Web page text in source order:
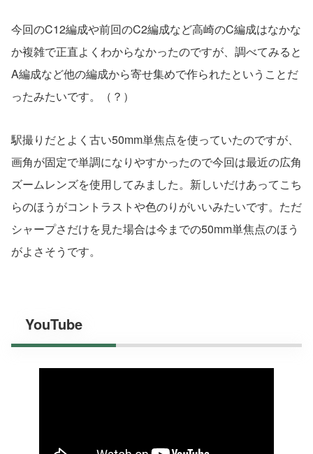
今回のC12編成や前回のC2編成など高崎のC編成はなかな
か複雑で正直よくわからなかったのですが、調べてみると
A編成など他の編成から寄せ集めで作られたということだ
ったみたいです。（？）
駅撮りだとよく古い50mm単焦点を使っていたのですが、
画角が固定で単調になりやすかったので今回は最近の広角
ズームレンズを使用してみました。新しいだけあってこち
らのほうがコントラストや色のりがいいみたいです。ただ
シャープさだけを見た場合は今までの50mm単焦点のほう
がよさそうです。
YouTube